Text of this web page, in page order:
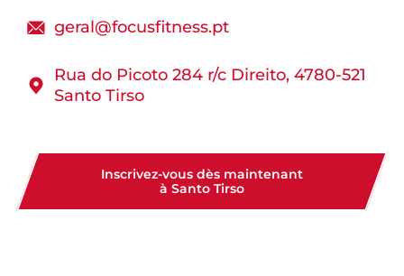
geral@focusfitness.pt
Rua do Picoto 284 r/c Direito, 4780-521
Santo Tirso
Inscrivez-vous dès maintenant
à Santo Tirso